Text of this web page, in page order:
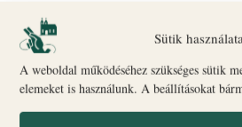
Sütik használata
A weboldal működéséhez szükséges sütik
elemeket is használunk. A beállításokat
Nem káptalan a fejem kiállítás
Régészeti kiállítás – az első
István dénár története
Freskós szobák – milyen